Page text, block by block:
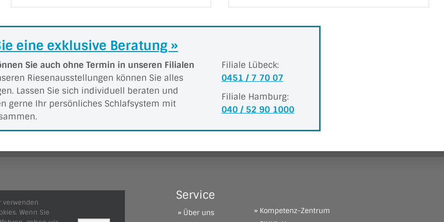
eine exklusive Beratung »
Sie auch ohne Termin in unseren Filialen
Riesen­aus­stel­lungen können Sie alles
Lassen Sie sich individuell beraten und
gerne Ihr persönliches Schlafsystem mit
Filiale Lübeck:
0451 / 7 70 07
Filiale Hamburg:
040 / 52 90 1000
Filialen
» Lübeck
Service
» Über uns
» Kompetenz-Zentrum
verwenden
Wenn Sie